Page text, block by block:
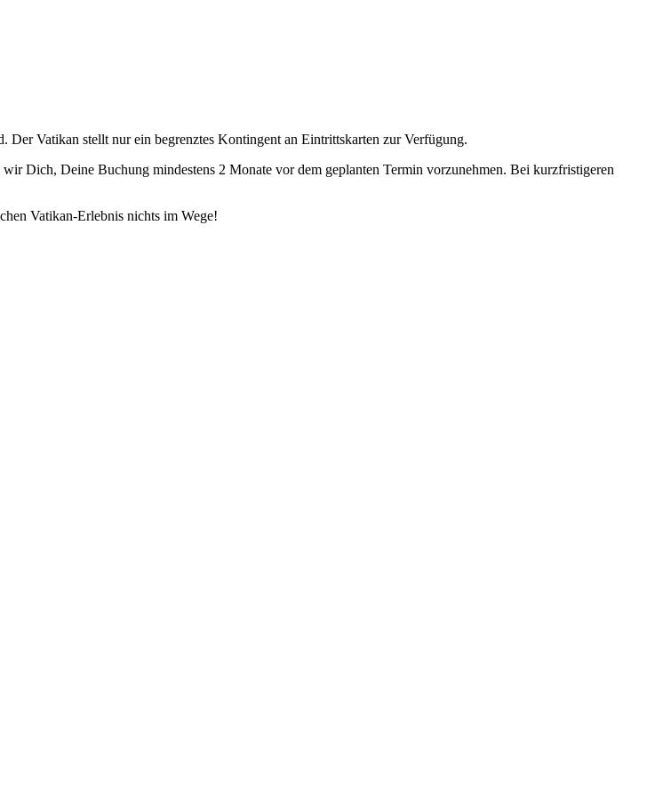
Der Vatikan stellt nur ein begrenztes Kontingent an Eintrittskarten zur Verfügung.
wir Dich, Deine Buchung mindestens 2 Monate vor dem geplanten Termin vorzunehmen. Bei kurzfristigeren
Vatikan-Erlebnis nichts im Wege!